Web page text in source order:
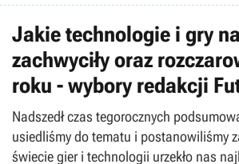
Jakie technologie i gry
zachwyciły oraz
roku - wybory redakcji
Nadszedł czas tegorocznych
usiedliśmy do tematu i postanowiliśmy
świecie gier i technologii urzekło nas